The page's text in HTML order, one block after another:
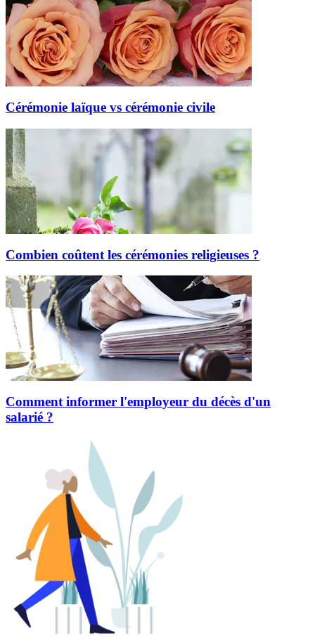
Cérémonie laïque vs cérémonie civile
Combien coûtent les cérémonies religieuses ?
Comment informer l'employeur du décès d'un
salarié ?